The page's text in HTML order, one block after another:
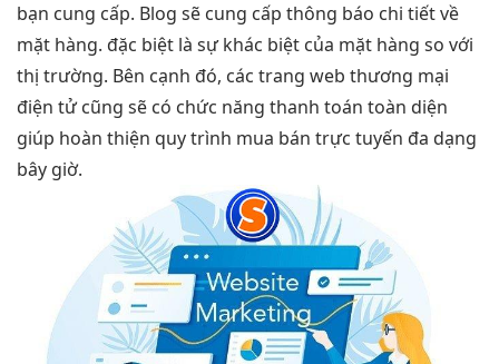
bạn cung cấp. Blog sẽ cung cấp thông báo chi tiết về
mặt hàng. đặc biệt là sự khác biệt của mặt hàng so với
thị trường. Bên cạnh đó, các trang web thương mại
điện tử cũng sẽ có chức năng thanh toán toàn diện
giúp hoàn thiện quy trình mua bán trực tuyến đa dạng
bây giờ.